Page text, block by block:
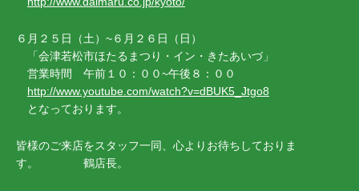
６月２５日（土）~６月２６日（日）
「会津若松市ほたるまつり・イン・きたあいづ」
営業時間 午前１０：００~午後８：００
http://www.youtube.com/watch?v=dBUK5_Jtgo8
となっております。
皆様のご来店をスタッフ一同、心よりお待ちしておりま
す。 鶴店長。